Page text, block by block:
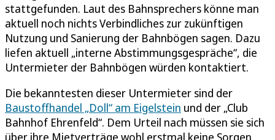
stattgefunden. Laut des Bahnsprechers könne man
aktuell noch nichts Verbindliches zur zukünftigen
Nutzung und Sanierung der Bahnbögen sagen. Dazu
liefen aktuell „interne Abstimmungsgespräche“, die
Untermieter der Bahnbögen würden kontaktiert.
Die bekanntesten dieser Untermieter sind der
Baustoffhandel „Doll“ am Eigelstein und der „Club
Bahnhof Ehrenfeld“. Dem Urteil nach müssen sie sich
über ihre Mietverträge wohl erstmal keine Sorgen